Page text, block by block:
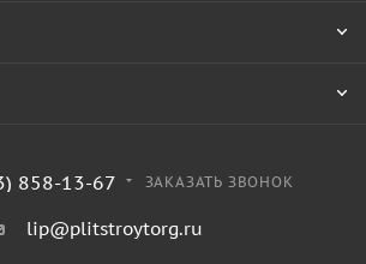
858-13-67 ЗАКАЗАТЬ ЗВОНОК
lip@plitstroytorg.ru